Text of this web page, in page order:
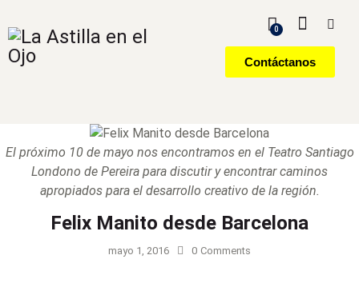
0
Contáctanos
El próximo 10 de mayo nos encontramos en el Teatro Santiago
Londono de Pereira para discutir y encontrar caminos
apropiados para el desarrollo creativo de la región.
Felix Manito desde Barcelona
mayo 1, 2016 0 Comments